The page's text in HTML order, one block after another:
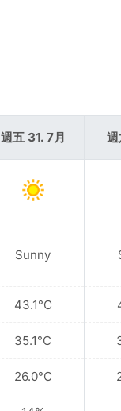
週五 31. 7月
Sunny
43.1°C
35.1°C
26.0°C
週